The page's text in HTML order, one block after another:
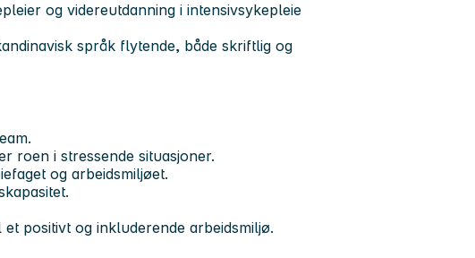
og videreutdanning i intensivsykepleie
språk flytende, både skriftlig og
roen i stressende situasjoner.
og arbeidsmiljøet.
positivt og inkluderende arbeidsmiljø.